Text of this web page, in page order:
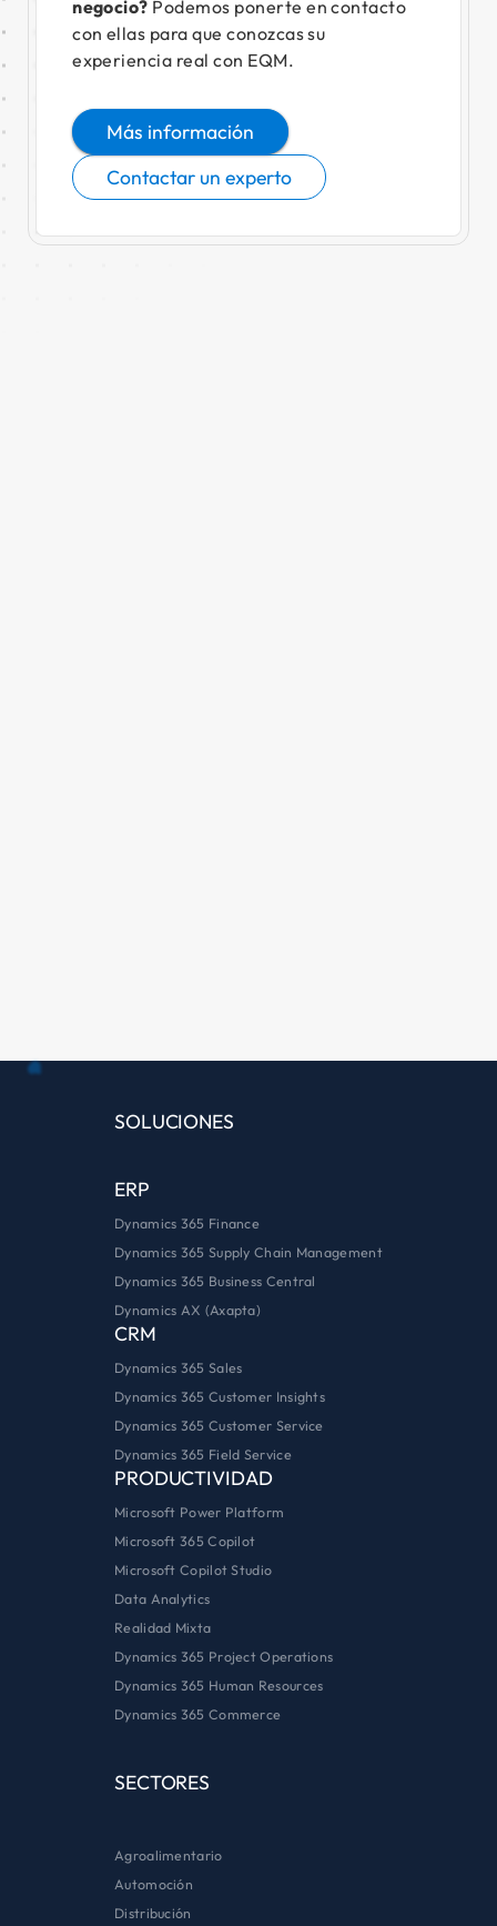
negocio? Podemos ponerte en contacto
con ellas para que conozcas su
experiencia real con EQM.
Más información
Contactar un experto
Alternative:
SOLUCIONES
ERP
Dynamics 365 Finance
Dynamics 365 Supply Chain Management
Dynamics 365 Business Central
Dynamics AX (Axapta)
CRM
Dynamics 365 Sales
Dynamics 365 Customer Insights
Dynamics 365 Customer Service
Dynamics 365 Field Service
PRODUCTIVIDAD
Microsoft Power Platform
Microsoft 365 Copilot
Microsoft Copilot Studio
Data Analytics
Realidad Mixta
Dynamics 365 Project Operations
Dynamics 365 Human Resources
Dynamics 365 Commerce
SECTORES
Agroalimentario
Automoción
Distribución